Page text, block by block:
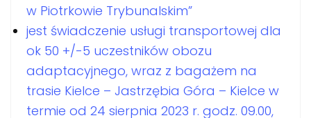
w Piotrkowie Trybunalskim”
jest świadczenie usługi transportowej dla
ok 50 +/-5 uczestników obozu
adaptacyjnego, wraz z bagażem na
trasie Kielce – Jastrzębia Góra – Kielce w
termie od 24 sierpnia 2023 r. godz. 09.00,